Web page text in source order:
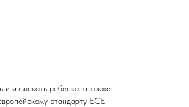
извлекать ребенка, а также
стандарту ECE